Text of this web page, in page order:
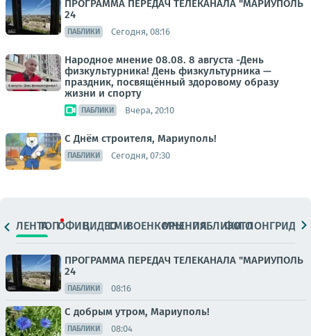
ПРОГРАММА ПЕРЕДАЧ ТЕЛЕКАНАЛА "МАРИУПОЛЬ
24
ПАБЛИКИ Сегодня, 08:16
Народное мнение 08.08. 8 августа -День
физкультурника! День физкультурника —
праздник, посвящённый здоровому образу
жизни и спорту
ПАБЛИКИ Вчера, 20:10
С Днём строителя, Мариуполь!
ПАБЛИКИ Сегодня, 07:30
ЛЕНТАТОПОФИЦ.ВИДЕОСМИВОЕНКОРЫМНЕНИЯПАБЛИКИ
ФОТОЛОНГРИДЫ
ПРОГРАММА ПЕРЕДАЧ ТЕЛЕКАНАЛА "МАРИУПОЛЬ
24
ПАБЛИКИ 08:16
С добрым утром, Мариуполь!
ПАБЛИКИ 08:04